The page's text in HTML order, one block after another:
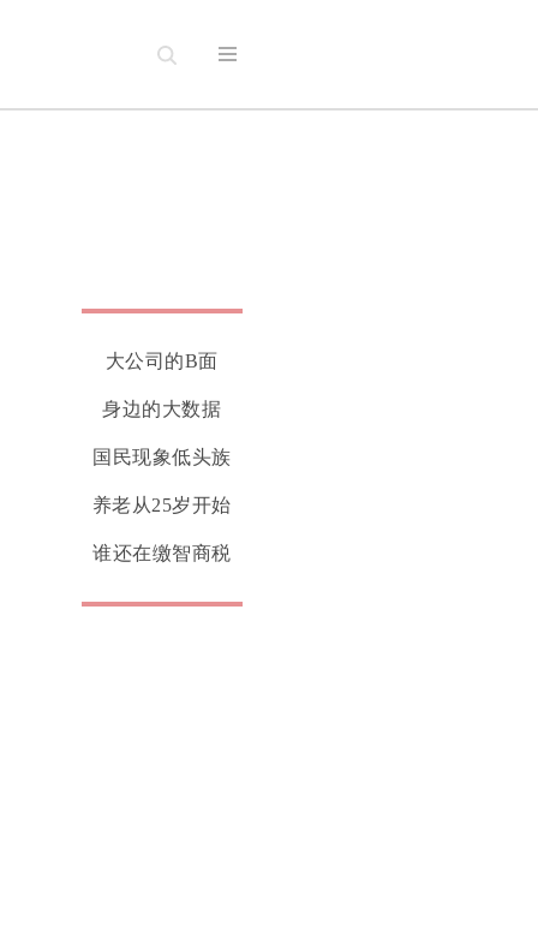
大公司的B面
身边的大数据
国民现象低头族
养老从25岁开始
谁还在缴智商税